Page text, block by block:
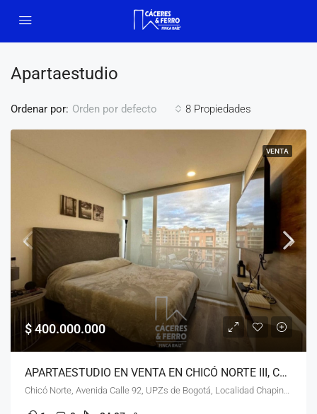
Apartaestudio
8 Propiedades
Ordenar por: Orden por defecto
VENTA
$ 400.000.000
APARTAESTUDIO EN VENTA EN CHICÓ NORTE III, CHAPINERO, BOGOTÁ, D.C. – (975)